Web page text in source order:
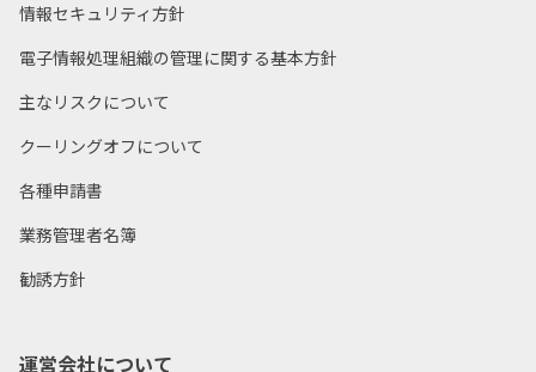
情報セキュリティ方針
電子情報処理組織の管理に関する基本方針
主なリスクについて
クーリングオフについて
各種申請書
業務管理者名簿
勧誘方針
運営会社について